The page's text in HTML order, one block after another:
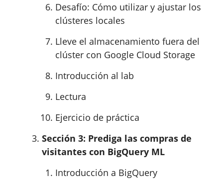
Desafío: Cómo utilizar y ajustar los
clústeres locales
Lleve el almacenamiento fuera del
clúster con Google Cloud Storage
Introducción al lab
Lectura
Ejercicio de práctica
Sección 3: Prediga las compras de
visitantes con BigQuery ML
Introducción a BigQuery